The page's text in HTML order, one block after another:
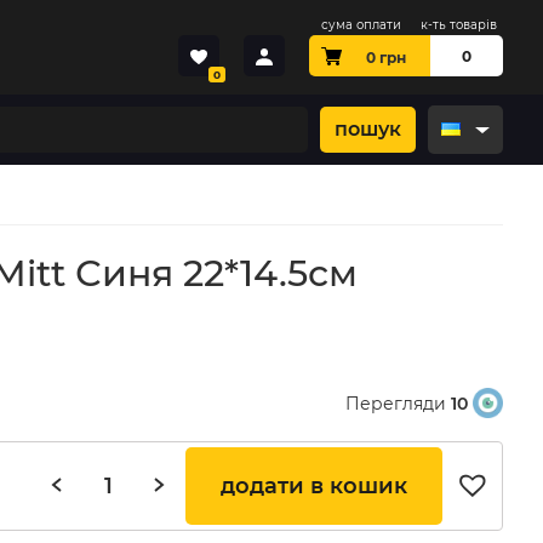
0
сума оплати к-ть товарів
0 грн 0
пошук
Синя 22*14.5см
Перегляди 10
додати в кошик